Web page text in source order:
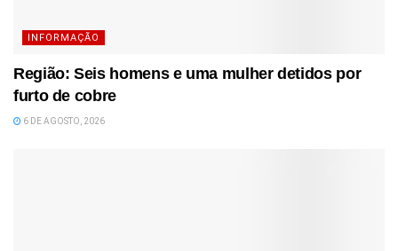
INFORMAÇÃO
Região: Seis homens e uma mulher detidos por
furto de cobre
6 DE AGOSTO, 2026